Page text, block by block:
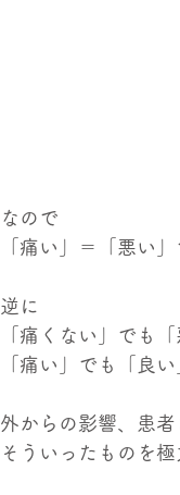
なので
「痛い」＝「悪い
逆に
「痛くない」でも
「痛い」でも「良
外からの影響、患者
そういったものを